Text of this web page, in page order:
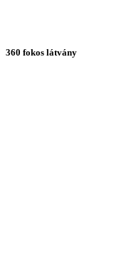
360 fokos látvány